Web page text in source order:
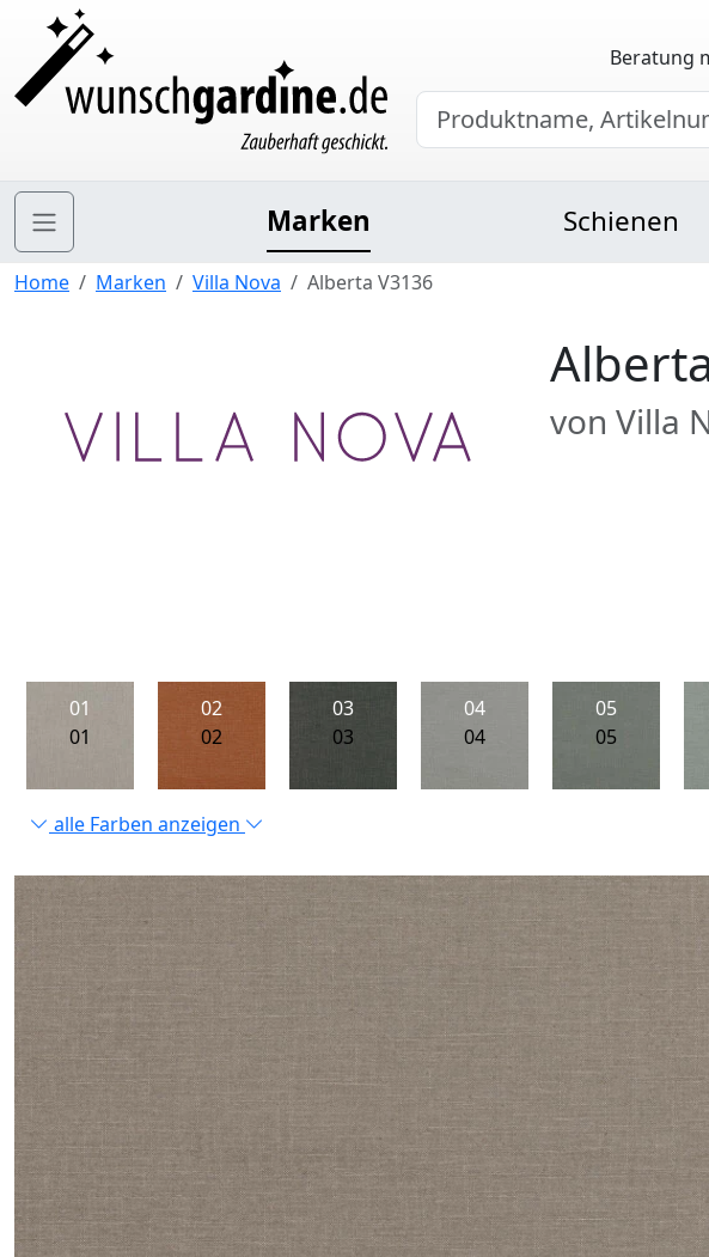
Beratung
Marken Schienen
Home Marken Villa Nova Alberta V3136
von Villa
01
01
02
02
03
03
04
04
05
05
alle Farben anzeigen